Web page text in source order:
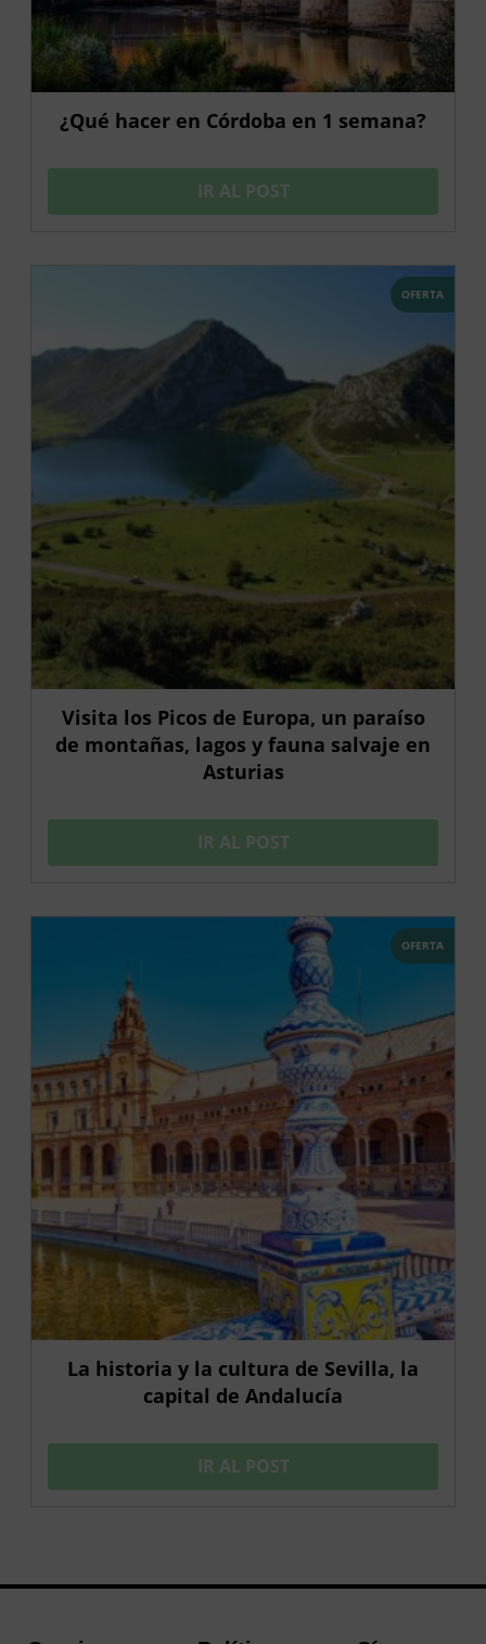
¿Qué hacer en Córdoba en 1 semana?
IR AL POST
OFERTA
Visita los Picos de Europa, un paraíso
de montañas, lagos y fauna salvaje en
Asturias
IR AL POST
OFERTA
La historia y la cultura de Sevilla, la
capital de Andalucía
IR AL POST